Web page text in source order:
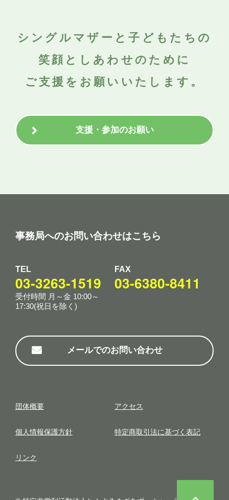
シングルマザーと子どもたちの
笑顔としあわせのために
ご支援をお願いいたします。
支援・参加のお願い
事務局へのお問い合わせはこちら
TEL
03-3263-1519
受付時間 月～金 10:00～
17:30(祝日を除く)
FAX
03-6380-8411
メールでのお問い合わせ
団体概要 アクセス
個⼈情報保護⽅針 特定商取引法に基づく表記
リンク